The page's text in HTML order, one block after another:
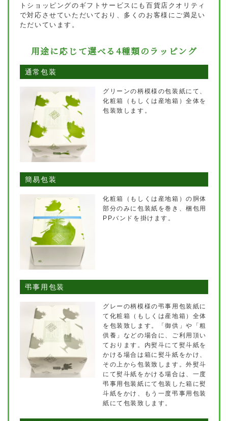
トショッピングのギフトサービスにも百貨店クオリティ
で対応させていただいており、多くのお客様にご満足い
ただいています。
用途に応じて選べる4種類のラッピング
通常包装
グリーンの柄模様の包装紙にて、
化粧箱（もしくは産地箱）全体を
包装致します。
簡易包装
化粧箱（もしくは産地箱）の胴体
部分のみに包装紙を巻き、梱包用
PPバンドを掛けます。
弔事用包装
グレーの柄模様の弔事用包装紙に
て化粧箱（もしくは産地箱）全体
を包装致します。「御供」や「粗
供養」などの場合に、ご利用頂い
ております。内熨斗にて熨斗紙を
かける場合は箱に熨斗紙をかけ、
その上から包装致します。外熨斗
にて熨斗紙をかける場合は、一度
弔事用包装紙にて包装した箱に熨
斗紙をかけ、もう一度弔事用包装
紙にて包装致します。